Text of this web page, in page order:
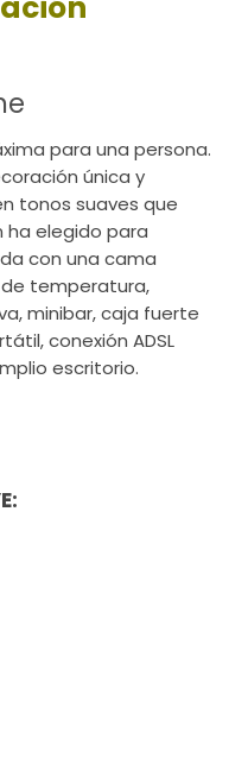
para una persona.
única y
tonos suaves que
elegido para
con una cama
temperatura,
minibar, caja fuerte
conexión ADSL
escritorio.